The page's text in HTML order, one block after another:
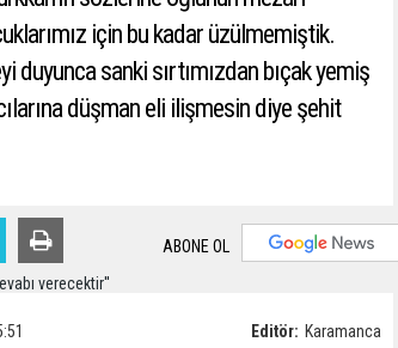
için bu kadar üzülmemiştik.
sanki sırtımızdan bıçak yemiş
düşman eli ilişmesin diye şehit
ABONE OL
Editör: Karamanca